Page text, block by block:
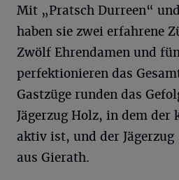
Mit „Pratsch Durreen“
haben sie zwei erfahrene
Zwölf Ehrendamen und
perfektionieren das
Gastzüge runden das
Jägerzug Holz, in dem der
aktiv ist, und der Jägerzug
aus Gierath.